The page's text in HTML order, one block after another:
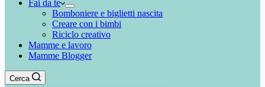
Fai da te
Bomboniere e biglietti nascita
Creare con i bimbi
Riciclo creativo
Mamme e lavoro
Mamme Blogger
Cerca